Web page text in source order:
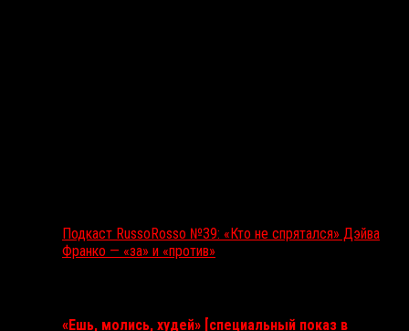
Подкаст RussoRosso №39: «Кто не спрятался» Дэйва
Франко — «за» и «против»
«Ешь, молись, худей» [специальный показ в